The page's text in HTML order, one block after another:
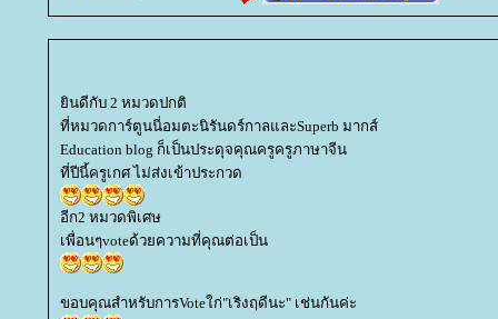
ินดีกับ 2 หมวดปกติ
ที่หมวดการ์ตูนนี่อมตะนิรันดร์กาลและSuperb มากส์
Education blog ก็เป็นประดุจคุณครูครูภาษาจีน
ที่ปีนี้ครูเกศ ไม่ส่งเข้าประกวด
อีก2 หมวดพิเศษ
เพื่อนๆvoteด้วยความที่คุณต่อเป็น
ขอบคุณสำหรับการVoteใก่"เริงฤดีนะ" เช่นกันค่ะ